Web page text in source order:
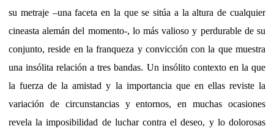
su metraje –una faceta en la que se sitúa a la altura de cualquier
cineasta alemán del momento-, lo más valioso y perdurable de su
conjunto, reside en la franqueza y convicción con la que muestra
una insólita relación a tres bandas. Un insólito contexto en la que
la fuerza de la amistad y la importancia que en ellas reviste la
variación de circunstancias y entornos, en muchas ocasiones
revela la imposibilidad de luchar contra el deseo, y lo dolorosas